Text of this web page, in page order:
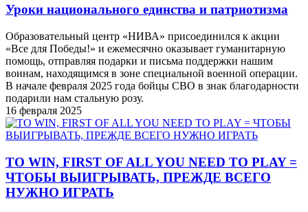
Уроки национального единства и патриотизма
Образовательный центр «НИВА» присоединился к акции
«Все для Победы!» и ежемесячно оказывает гуманитарную
помощь, отправляя подарки и письма поддержки нашим
воинам, находящимся в зоне специальной военной операции.
В начале февраля 2025 года бойцы СВО в знак благодарности
подарили нам стальную розу.
16 февраля 2025
TO WIN, FIRST OF ALL YOU NEED TO PLAY =
ЧТОБЫ ВЫИГРЫВАТЬ, ПРЕЖДЕ ВСЕГО
НУЖНО ИГРАТЬ